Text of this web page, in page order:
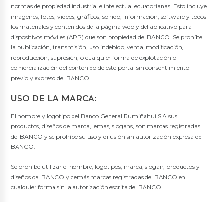
normas de propiedad industrial e intelectual ecuatorianas. Esto incluye
imágenes, fotos, videos, gráficos, sonido, información, software y todos
los materiales y contenidos de la página web y del aplicativo para
dispositivos móviles (APP) que son propiedad del BANCO. Se prohíbe
la publicación, transmisión, uso indebido, venta, modificación,
reproducción, supresión, o cualquier forma de explotación o
comercialización del contenido de este portal sin consentimiento
previo y expreso del BANCO.
USO DE LA MARCA:
El nombre y logotipo del Banco General Rumiñahui S.A sus
productos, diseños de marca, lemas, slogans, son marcas registradas
del BANCO y se prohíbe su uso y difusión sin autorización expresa del
BANCO.
Se prohíbe utilizar el nombre, logotipos, marca, slogan, productos y
diseños del BANCO y demás marcas registradas del BANCO en
cualquier forma sin la autorización escrita del BANCO.